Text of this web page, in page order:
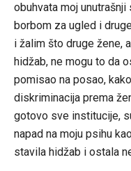
obuhvata moj
borbom za ugled i
i žalim što druge žene,
hidžab, ne mogu to da
pomisao na posao,
diskriminacija prema
gotovo sve institucije,
napad na moju psihu
stavila hidžab i ostala